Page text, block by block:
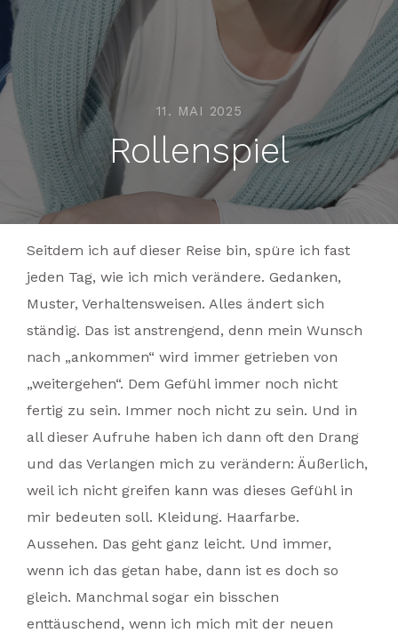
11. MAI 2025
Rollenspiel
Seitdem ich auf dieser Reise bin, spüre ich fast
jeden Tag, wie ich mich verändere. Gedanken,
Muster, Verhaltensweisen. Alles ändert sich
ständig. Das ist anstrengend, denn mein Wunsch
nach „ankommen“ wird immer getrieben von
„weitergehen“. Dem Gefühl immer noch nicht
fertig zu sein. Immer noch nicht zu sein. Und in
all dieser Aufruhe haben ich dann oft den Drang
und das Verlangen mich zu verändern: Äußerlich,
weil ich nicht greifen kann was dieses Gefühl in
mir bedeuten soll. Kleidung. Haarfarbe.
Aussehen. Das geht ganz leicht. Und immer,
wenn ich das getan habe, dann ist es doch so
gleich. Manchmal sogar ein bisschen
enttäuschend, wenn ich mich mit der neuen